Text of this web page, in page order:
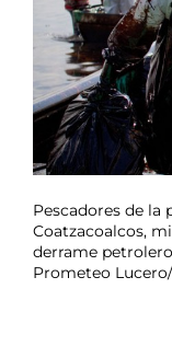
Pescadores de la
Coatzacoalcos,
derrame
Prometeo